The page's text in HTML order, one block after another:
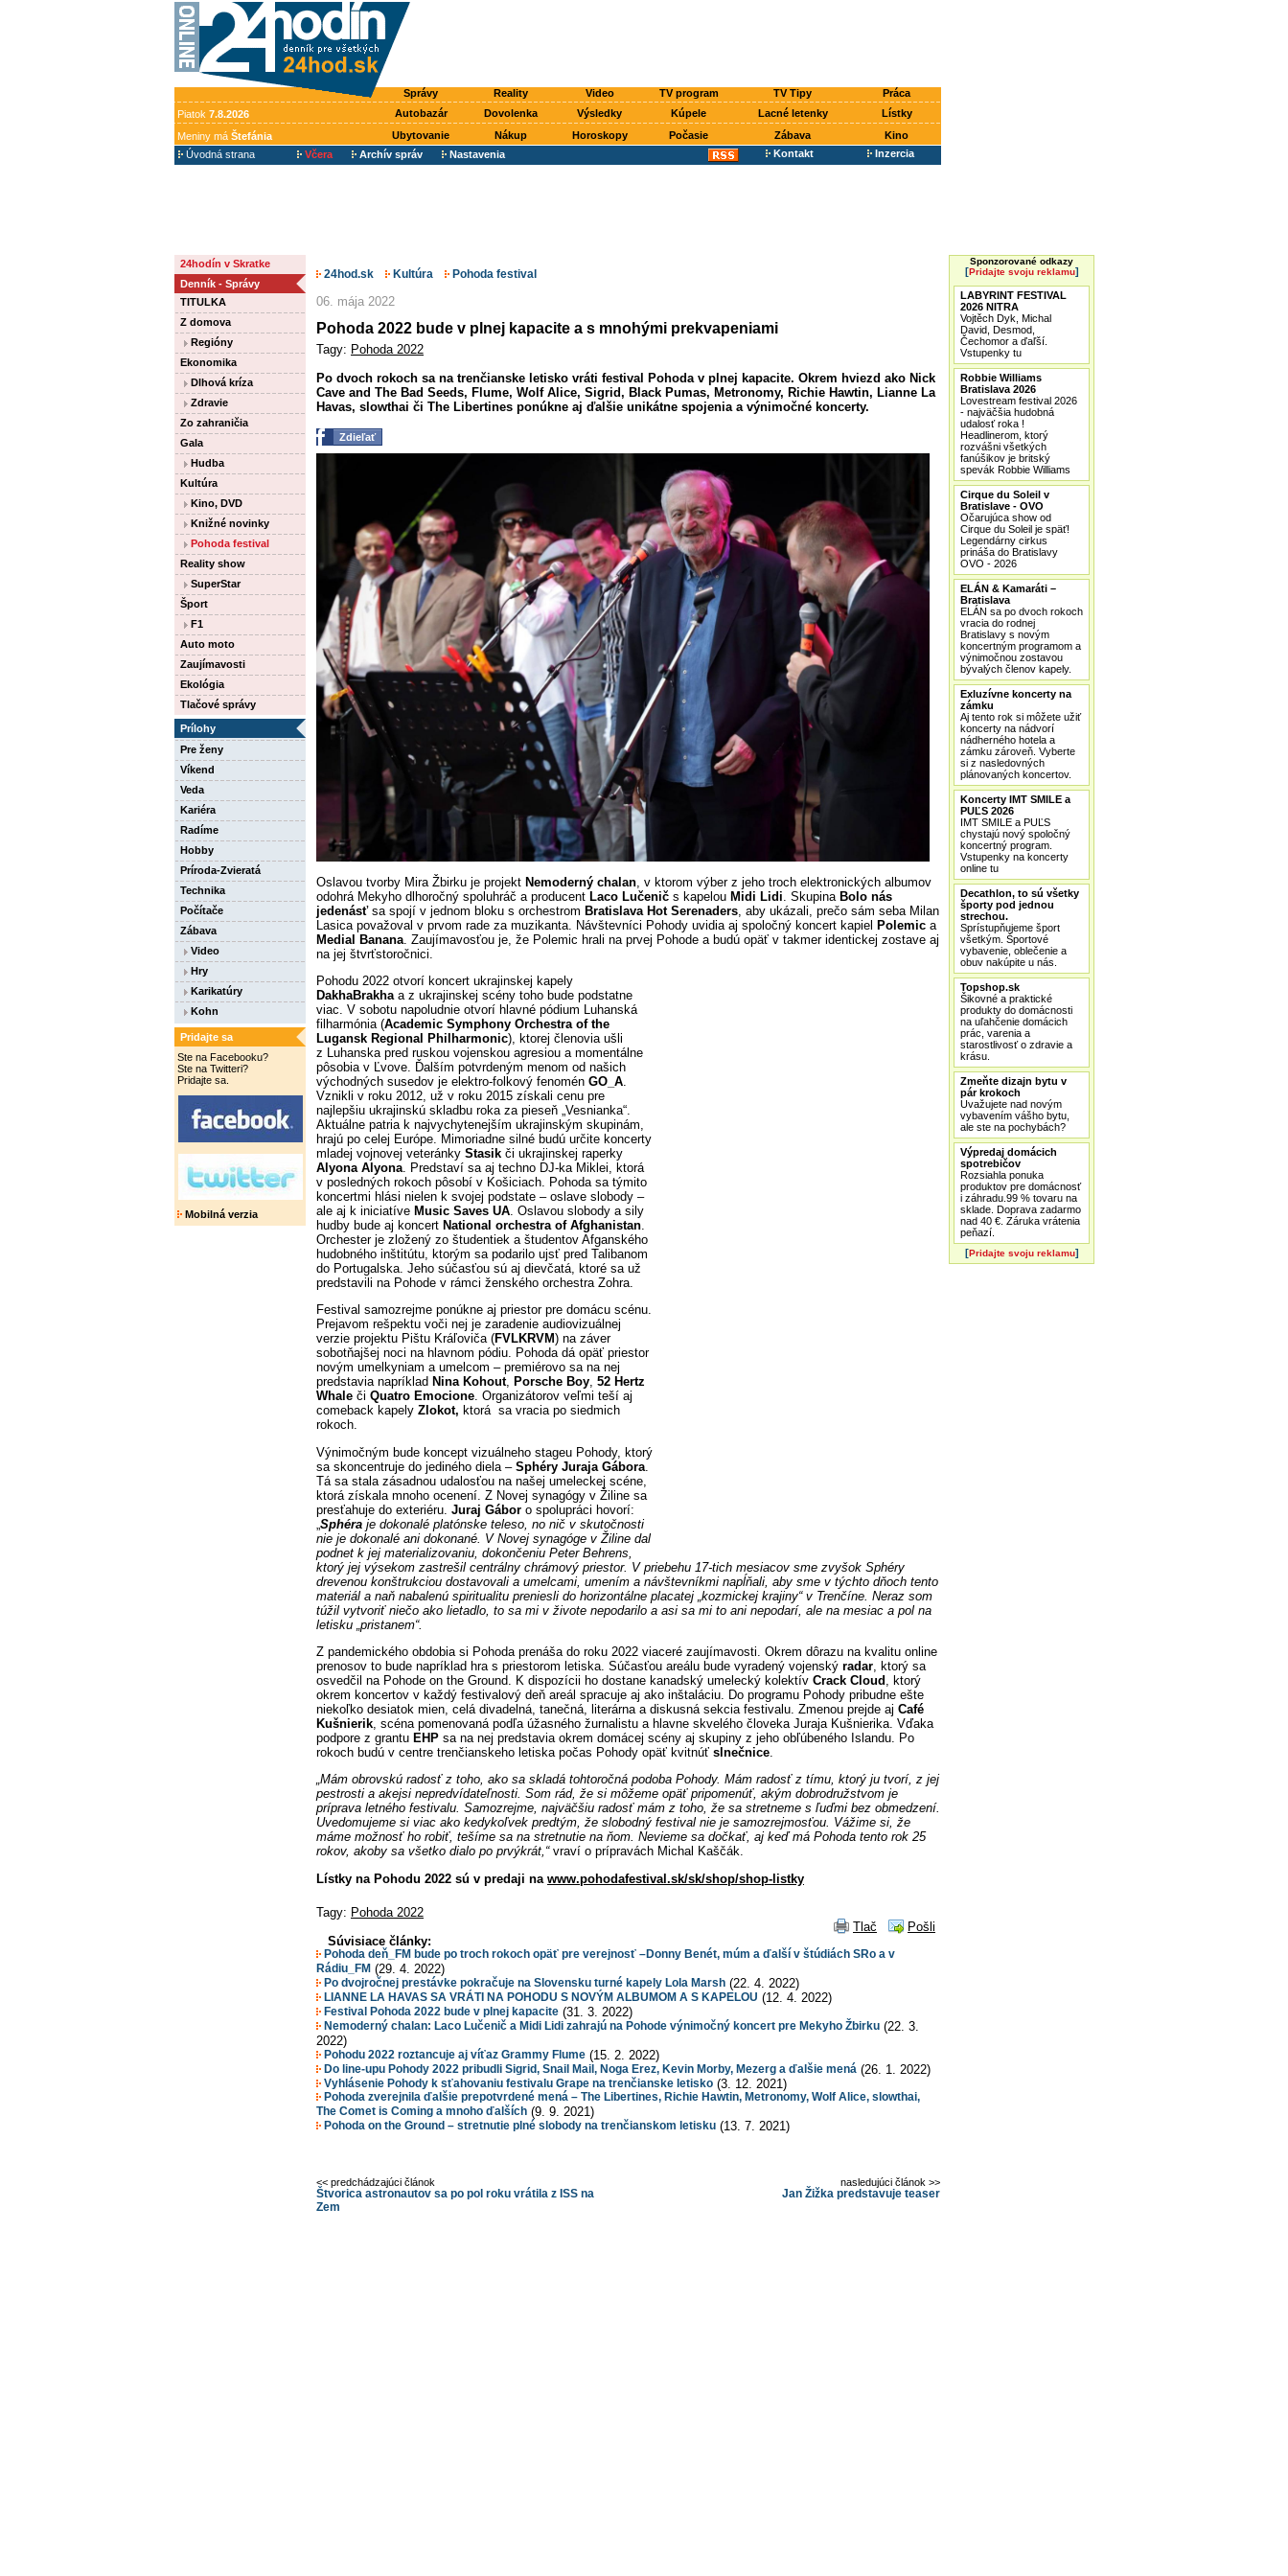
Správy Reality Video TV program TV Tipy
Práca
Piatok 7.8.2026 Autobazár Dovolenka Výsledky Kúpele Lacné letenky
Lístky
Meniny má Štefánia Ubytovanie Nákup Horoskopy Počasie Zábava
Kino
Úvodná strana
Včera Archív správ Nastavenia Kontakt Inzercia
24hodín v Skratke
Denník - Správy
TITULKA
Z domova
Regióny
Ekonomika
Dlhová kríza
Zdravie
Zo zahraničia
Gala
Hudba
Kultúra
Kino, DVD
Knižné novinky
Pohoda festival
Reality show
SuperStar
Šport
F1
Auto moto
Zaujímavosti
Ekológia
Tlačové správy
Prílohy
Pre ženy
Víkend
Veda
Kariéra
Radíme
Hobby
Príroda-Zvieratá
Technika
Počítače
Zábava
Video
Hry
Karikatúry
Kohn
Pridajte sa
Ste na Facebooku?
Ste na Twitteri?
Pridajte sa.
Mobilná verzia
24hod.sk Kultúra Pohoda festival
06. mája 2022
Pohoda 2022 bude v plnej kapacite a s mnohými prekvapeniami
Tagy: Pohoda 2022
Po dvoch rokoch sa na trenčianske letisko vráti festival Pohoda v plnej kapacite. Okrem hviezd ako Nick
Cave and The Bad Seeds, Flume, Wolf Alice, Sigrid, Black Pumas, Metronomy, Richie Hawtin, Lianne La
Havas, slowthai či The Libertines ponúkne aj ďalšie unikátne spojenia a výnimočné koncerty.
Zdieľať
Oslavou tvorby Mira Žbirku je projekt Nemoderný chalan , v ktorom výber z jeho troch elektronických albumov
odohrá Mekyho dlhoročný spoluhráč a producent Laco Lučenič s kapelou Midi Lidi . Skupina Bolo nás
jedenásťsa spojí v jednom bloku s orchestrom Bratislava Hot Serenaders , aby ukázali, prečo sám seba Milan
Lasica považoval v prvom rade za muzikanta. Návštevníci Pohody uvidia aj spoločný koncert kapiel Polemic a
Medial Banana . Zaujímavosťou je, že Polemic hrali na prvej Pohode a budú opäť v takmer identickej zostave aj
na jej štvrťstoročnici.
Pohodu 2022 otvorí koncert ukrajinskej kapely
DakhaBrakhaa z ukrajinskej scény toho bude podstatne
viac. V sobotu napoludnie otvorí hlavné pódium Luhanská
filharmónia (Academic Symphony Orchestra of the
Lugansk Regional Philharmonic), ktorej členovia ušli
z Luhanska pred ruskou vojenskou agresiou a momentálne
pôsobia v Ľvove. Ďalším potvrdeným menom od našich
východných susedov je elektro-folkový fenomén GO_A.
Vznikli v roku 2012, už v roku 2015 získali cenu pre
najlepšiu ukrajinskú skladbu roka za pieseň „Vesnianka“.
Aktuálne patria k najvychytenejším ukrajinským skupinám,
hrajú po celej Európe. Mimoriadne silné budú určite koncerty
mladej vojnovej veteránky Stasik či ukrajinskej raperky
Alyona Alyona. Predstaví sa aj techno DJ-ka Miklei, ktorá
v posledných rokoch pôsobí v Košiciach. Pohoda sa týmito
koncertmi hlási nielen k svojej podstate – oslave slobody –
ale aj k iniciatíve Music Saves UA. Oslavou slobody a sily
hudby bude aj koncert National orchestra of Afghanistan.
Orchester je zložený zo študentiek a študentov Afganského
hudobného inštitútu, ktorým sa podarilo ujsť pred Talibanom
do Portugalska. Jeho súčasťou sú aj dievčatá, ktoré sa už
predstavili na Pohode v rámci ženského orchestra Zohra.
Festival samozrejme ponúkne aj priestor pre domácu scénu.
Prejavom rešpektu voči nej je zaradenie audiovizuálnej
verzie projektu Pištu Kráľoviča (FVLKRVM) na záver
sobotňajšej noci na hlavnom pódiu. Pohoda dá opäť priestor
novým umelkyniam a umelcom – premiérovo sa na nej
predstavia napríklad Nina Kohout, Porsche Boy, 52 Hertz
Whale či Quatro Emocione. Organizátorov veľmi teší aj
comeback kapely Zlokot, ktorá sa vracia po siedmich
rokoch.
Výnimočným bude koncept vizuálneho stageu Pohody, ktorý
sa skoncentruje do jediného diela – Sphéry Juraja Gábora
Tá sa stala zásadnou udalosťou na našej umeleckej scéne,
ktorá získala mnoho ocenení. Z Novej synagógy v Žiline sa
presťahuje do exteriéru. Juraj Gábor o spolupráci hovorí:
Sphéra je dokonalé platónske teleso, no nič v skutočnosti
nie je dokonalé ani dokonané. V Novej synagóge v Žiline dal
podnet k jej materializovaniu, dokončeniu Peter Behrens,
ktorý jej výsekom zastrešil centrálny chrámový priestor. V priebehu 17-tich mesiacov sme zvyšok Sphéry
drevenou konštrukciou dostavovali a umelcami, umením a návštevníkmi napĺňali, aby sme v týchto dňoch tento
materiál a naň nabalenú spiritualitu preniesli do horizontálne placatej „kozmickej krajiny“ v Trenčíne. Neraz som
túžil vytvoriť niečo ako lietadlo, to sa mi v živote nepodarilo a asi sa mi to ani nepodarí, ale na mesiac a pol na
letisku „pristanem“.
Z pandemického obdobia si Pohoda prenáša do roku 2022 viaceré zaujímavosti. Okrem dôrazu na kvalitu online
prenosov to bude napríklad hra s priestorom letiska. Súčasťou areálu bude vyradený vojenský radar, ktorý sa
osvedčil na Pohode on the Ground. K dispozícii ho dostane kanadský umelecký kolektív Crack Cloud , ktorý
okrem koncertov v každý festivalový deň areál spracuje aj ako inštaláciu. Do programu Pohody pribudne ešte
niekoľko desiatok mien, celá divadelná, tanečná, literárna a diskusná sekcia festivalu. Zmenou prejde aj Café
Kušnierik, scéna pomenovaná podľa úžasného žurnalistu a hlavne skvelého človeka Juraja Kušnierika. Vďaka
podpore z grantu EHP sa na nej predstavia okrem domácej scény aj skupiny z jeho obľúbeného Islandu. Po
rokoch budú v centre trenčianskeho letiska počas Pohody opäť kvitnúť slnečnice.
„Mám obrovskú radosť z toho, ako sa skladá tohtoročná podoba Pohody. Mám radosť z tímu, ktorý ju tvorí, z jej
pestrosti a akejsi nepredvídateľnosti. Som rád, že si môžeme opäť pripomenúť, akým dobrodružstvom je
príprava letného festivalu. Samozrejme, najväčšiu radosť mám z toho, že sa stretneme s ľuďmi bez obmedzení.
Uvedomujeme si viac ako kedykoľvek predtým, že slobodný festival nie je samozrejmosťou. Vážime si, že
máme možnosť ho robiť, tešíme sa na stretnutie na ňom. Nevieme sa dočkať, aj keď má Pohoda tento rok 25
rokov, akoby sa všetko dialo po prvýkrát,“vraví o prípravách Michal Kaščák.
Lístky na Pohodu 2022 sú v predaji na www.pohodafestival.sk/sk/shop/shop-listky
Tagy: Pohoda 2022
Tlač
Pošli
Súvisiace články:
Pohoda deň_FM bude po troch rokoch opäť pre verejnosť –Donny Benét, múm a ďalší v štúdiách SRo a v
Rádiu_FM (29. 4. 2022)
Po dvojročnej prestávke pokračuje na Slovensku turné kapely Lola Marsh (22. 4. 2022)
LIANNE LA HAVAS SA VRÁTI NA POHODU S NOVÝM ALBUMOM A S KAPELOU (12. 4. 2022)
Festival Pohoda 2022 bude v plnej kapacite (31. 3. 2022)
Nemoderný chalan: Laco Lučenič a Midi Lidi zahrajú na Pohode výnimočný koncert pre Mekyho Žbirku (22. 3.
2022)
Pohodu 2022 roztancuje aj víťaz Grammy Flume (15. 2. 2022)
Do line-upu Pohody 2022 pribudli Sigrid, Snail Mail, Noga Erez, Kevin Morby, Mezerg a ďalšie mená (26. 1. 2022)
Vyhlásenie Pohody k sťahovaniu festivalu Grape na trenčianske letisko (3. 12. 2021)
Pohoda zverejnila ďalšie prepotvrdené mená – The Libertines, Richie Hawtin, Metronomy, Wolf Alice, slowthai,
The Comet is Coming a mnoho ďalších (9. 9. 2021)
Pohoda on the Ground – stretnutie plné slobody na trenčianskom letisku (13. 7. 2021)
nasledujúci článok >>
Jan Žižka predstavuje teaser
<< predchádzajúci článok
Štvorica astronautov sa po pol roku vrátila z ISS na
Zem
Sponzorované odkazy
[Pridajte svoju reklamu]
LABYRINT FESTIVAL
2026 NITRA
Vojtěch Dyk, Michal
David, Desmod,
Čechomor a ďaľší.
Vstupenky tu
Robbie Williams
Bratislava 2026
Lovestream festival 2026
- najväčšia hudobná
udalosť roka !
Headlinerom, ktorý
rozvášni všetkých
fanúšikov je britský
spevák Robbie Williams
Cirque du Soleil v
Bratislave - OVO
Očarujúca show od
Cirque du Soleil je späť!
Legendárny cirkus
prináša do Bratislavy
OVO - 2026
ELÁN & Kamaráti –
Bratislava
ELÁN sa po dvoch rokoch
vracia do rodnej
Bratislavy s novým
koncertným programom a
výnimočnou zostavou
bývalých členov kapely.
Exluzívne koncerty na
zámku
Aj tento rok si môžete užiť
koncerty na nádvorí
nádherného hotela a
zámku zároveň. Vyberte
si z nasledovných
plánovaných koncertov.
Koncerty IMT SMILE a
PUĽS 2026
IMT SMILE a PUĽS
chystajú nový spoločný
koncertný program.
Vstupenky na koncerty
online tu
Decathlon, to sú všetky
športy pod jednou
strechou.
Sprístupňujeme šport
všetkým. Športové
vybavenie, oblečenie a
obuv nakúpite u nás.
Topshop.sk
Šikovné a praktické
produkty do domácnosti
na uľahčenie domácich
prác, varenia a
starostlivosť o zdravie a
krásu.
Zmeňte dizajn bytu v
pár krokoch
Uvažujete nad novým
vybavením vášho bytu,
ale ste na pochybách?
Výpredaj domácich
spotrebičov
Rozsiahla ponuka
produktov pre domácnosť
i záhradu.99 % tovaru na
sklade. Doprava zadarmo
nad 40 €. Záruka vrátenia
peňazí.
[Pridajte svoju reklamu]